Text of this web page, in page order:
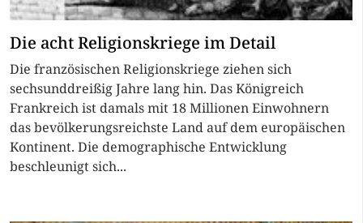
Die acht Religionskriege im Detail
Die französischen Religionskriege ziehen sich
sechsunddreißig Jahre lang hin. Das Königreich
Frankreich ist damals mit 18 Millionen Einwohnern
das bevölkerungsreichste Land auf dem europäischen
Kontinent. Die demographische Entwicklung
beschleunigt sich...